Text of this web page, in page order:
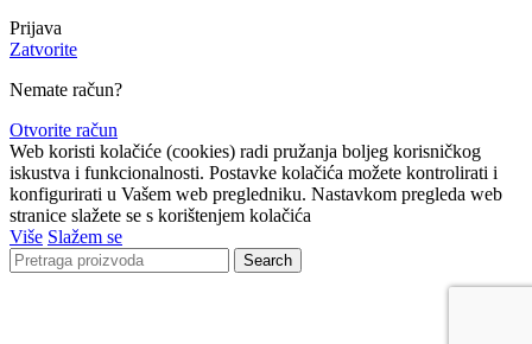
Prijava
Zatvorite
Nemate račun?
Otvorite račun
Web koristi kolačiće (cookies) radi pružanja boljeg korisničkog
iskustva i funkcionalnosti. Postavke kolačića možete kontrolirati i
konfigurirati u Vašem web pregledniku. Nastavkom pregleda web
stranice slažete se s korištenjem kolačića
Više Slažem se
Search
Obavijestit ćemo Vas kada proizvod bude ponovno